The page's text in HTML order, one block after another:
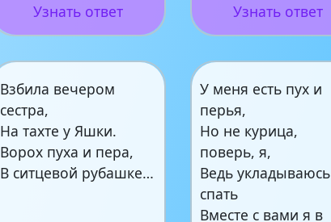
Узнать ответ Узнать ответ
Взбила вечером
сестра,
На тахте у Яшки.
Ворох пуха и пера,
В ситцевой рубашке…
У меня есть пух и
перья,
Но не курица,
поверь, я,
Ведь укладываюсь
спать
Вместе с вами я в